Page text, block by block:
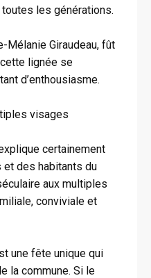
les générations.
Mélanie Giraudeau, fût
cette lignée se
d’enthousiasme.
visages
certainement
et des habitants du
aux multiples
conviviale et
une fête unique qui
la commune. Si le